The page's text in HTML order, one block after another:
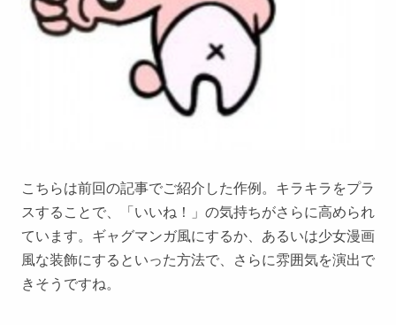
こちらは前回の記事でご紹介した作例。キラキラをプラ
スすることで、「いいね！」の気持ちがさらに高められ
ています。ギャグマンガ風にするか、あるいは少女漫画
風な装飾にするといった方法で、さらに雰囲気を演出で
きそうですね。